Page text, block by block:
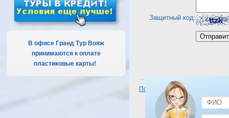
В офисе Гранд Тур Вояж
принимаются к оплате
пластиковые карты!
Защитный код:
Посмотреть отель Panorama